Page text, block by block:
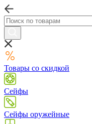
Товары со скидкой
Сейфы
Сейфы оружейные